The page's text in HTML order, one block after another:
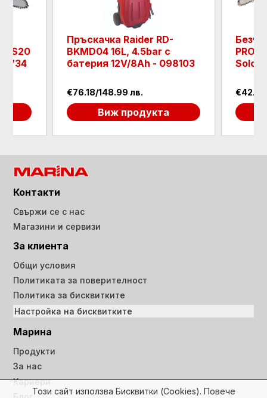
Пръскачка Raider RD-
BKMD04 16L, 4.5bar с
батерия 12V/8Ah - 098103
€76.18/148.99 лв.
Виж продукта
PRO
Solo -
Контакти
Свържи се с нас
Магазини и сервизи
За клиента
Общи условия
Политиката за поверителност
Политика за бисквитките
Настройка на бисквитките
Марина
Продукти
За нас
Кариери
Този сайт използва Бисквитки (Cookies). Повече